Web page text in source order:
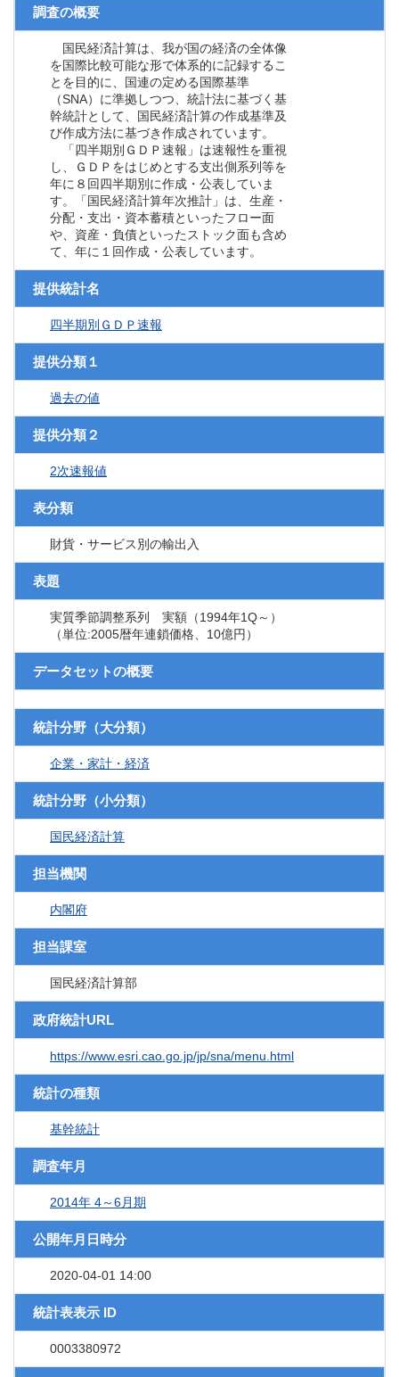
調査の概要
国民経済計算は、我が国の経済の全体像
を国際比較可能な形で体系的に記録するこ
とを目的に、国連の定める国際基準
（SNA）に準拠しつつ、統計法に基づく基
幹統計として、国民経済計算の作成基準及
び作成方法に基づき作成されています。
「四半期別ＧＤＰ速報」は速報性を重視
し、ＧＤＰをはじめとする支出側系列等を
年に８回四半期別に作成・公表していま
す。「国民経済計算年次推計」は、生産・
分配・支出・資本蓄積といったフロー面
や、資産・負債といったストック面も含め
て、年に１回作成・公表しています。
提供統計名
四半期別ＧＤＰ速報
提供分類１
過去の値
提供分類２
2次速報値
表分類
財貨・サービス別の輸出入
表題
実質季節調整系列 実額（1994年1Q～）
（単位:2005暦年連鎖価格、10億円）
データセットの概要
統計分野（大分類）
企業・家計・経済
統計分野（小分類）
国民経済計算
担当機関
内閣府
担当課室
国民経済計算部
政府統計URL
https://www.esri.cao.go.jp/jp/sna/menu.html
統計の種類
基幹統計
調査年月
2014年 4～6月期
公開年月日時分
2020-04-01 14:00
統計表表示 ID
0003380972